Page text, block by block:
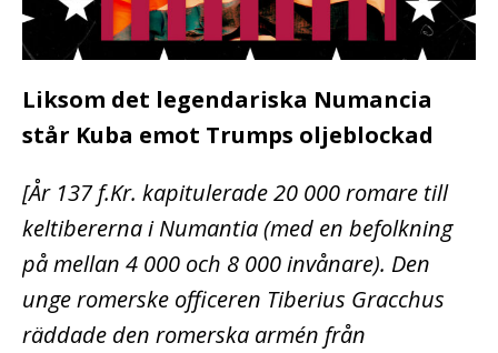
Liksom det legendariska Numancia
står Kuba emot Trumps oljeblockad
[År 137 f.Kr. kapitulerade 20 000 romare till
keltibererna i Numantia (med en befolkning
på mellan 4 000 och 8 000 invånare). Den
unge romerske officeren Tiberius Gracchus
räddade den romerska armén från